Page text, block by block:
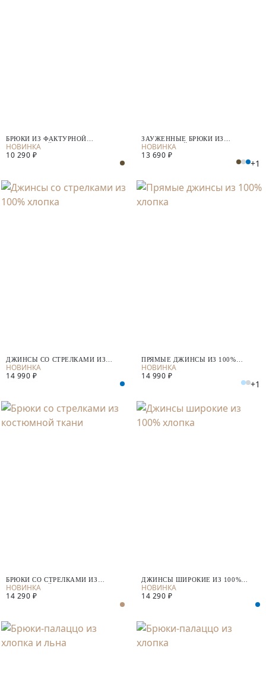
БРЮКИ ИЗ ФАКТУРНОЙ
КОСТЮМНОЙ ТКАНИ
10 290 ₽
ЗАУЖЕННЫЕ БРЮКИ ИЗ
КОСТЮМНОЙ ТКАНИ
13 690 ₽
+1
ДЖИНСЫ СО СТРЕЛКАМИ ИЗ
100% ХЛОПКА
14 990 ₽
ПРЯМЫЕ ДЖИНСЫ ИЗ 100%
ХЛОПКА
14 990 ₽
+1
БРЮКИ СО СТРЕЛКАМИ ИЗ
КОСТЮМНОЙ ТКАНИ
14 290 ₽
ДЖИНСЫ ШИРОКИЕ ИЗ 100%
ХЛОПКА
14 290 ₽